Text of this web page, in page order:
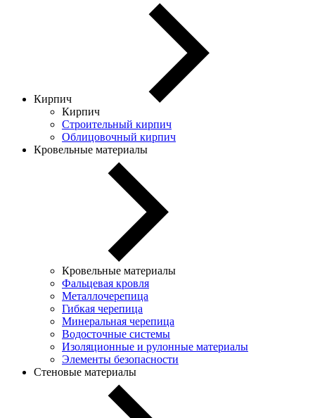
Кирпич
Кирпич
Строительный кирпич
Облицовочный кирпич
Кровельные материалы
Кровельные материалы
Фальцевая кровля
Металлочерепица
Гибкая черепица
Минеральная черепица
Водосточные системы
Изоляционные и рулонные материалы
Элементы безопасности
Стеновые материалы